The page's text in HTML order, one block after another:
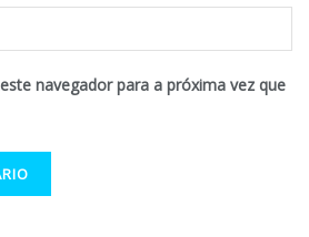
navegador para a próxima vez que